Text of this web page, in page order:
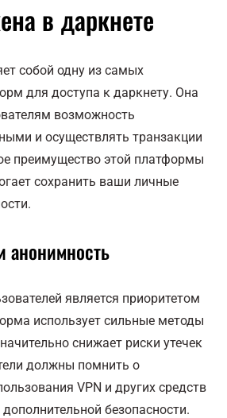
в даркнете
собой одну из самых
для доступа к даркнету. Она
возможность
и осуществлять транзакции
преимущество этой платформы
сохранить ваши личные
анонимность
является приоритетом
использует сильные методы
снижает риски утечек
должны помнить о
VPN и других средств
безопасности.